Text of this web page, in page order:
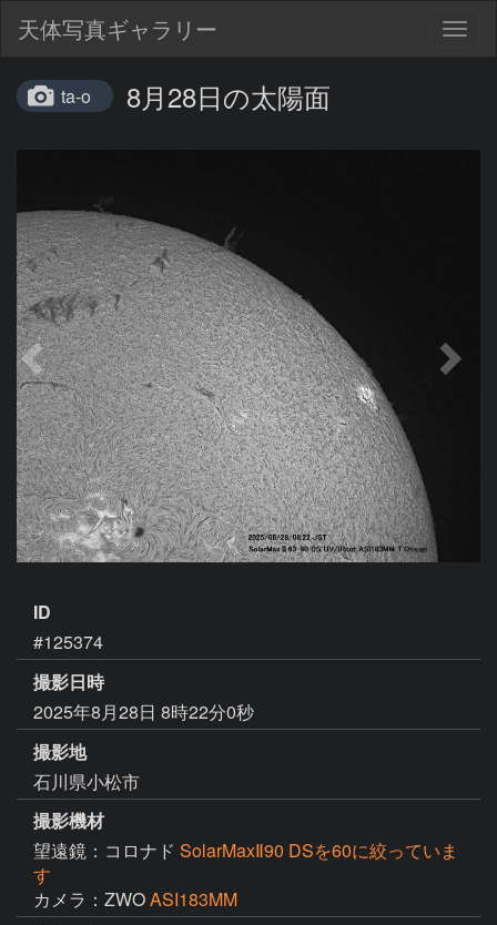
天体写真ギャラリー
ta-o 8月28日の太陽面
ID
#125374
撮影日時
2025年8月28日 8時22分0秒
撮影地
石川県小松市
撮影機材
望遠鏡：コロナド SolarMaxⅡ90 DSを60に絞っていま
す
カメラ：ZWOASI183MM